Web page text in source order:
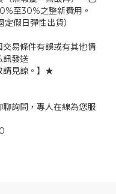
至30%之整新費用。
假日彈性出貨）
易條件有誤或有其他情
訊發送
請見諒。】★
詢問，專人在線為您服